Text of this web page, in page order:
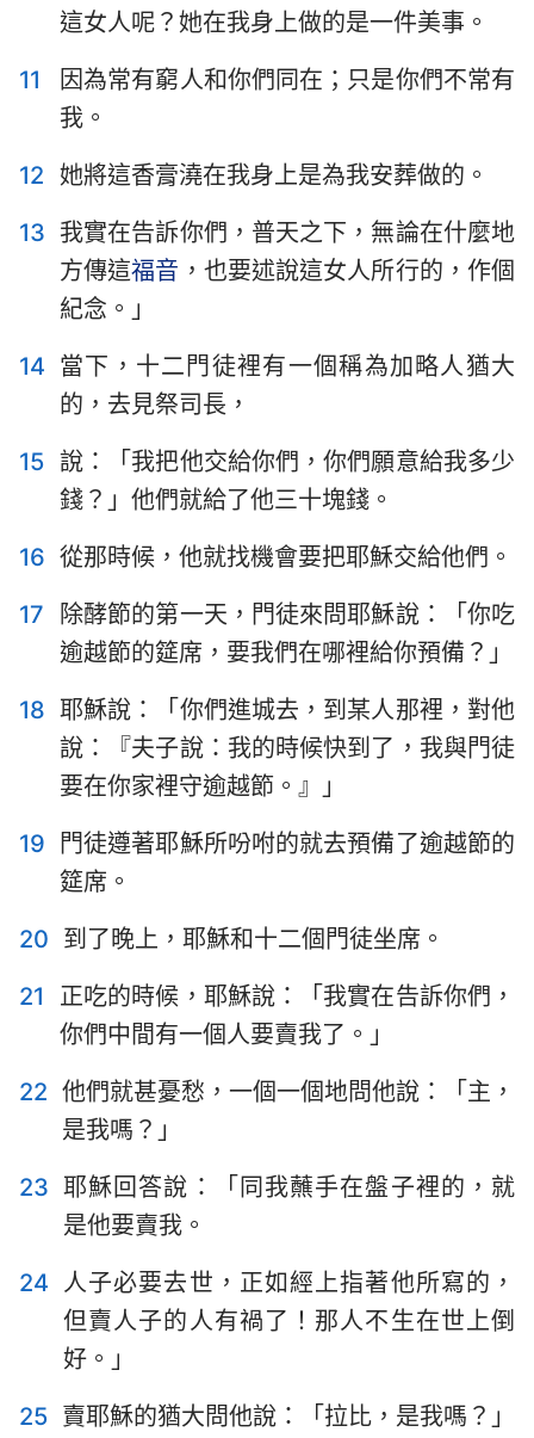
這女人呢？她在我身上做的是一件美事。
11
因為常有窮人和你們同在；只是你們不常有
我。
12 她將這香膏澆在我身上是為我安葬做的。
13 我實在告訴你們，普天之下，無論在什麼地
方傳這福音 ，也要述說這女人所行的，作個
紀念。」
14 當下，十二門徒裡有一個稱為加略人猶大
的，去見祭司長，
15 說：「我把他交給你們，你們願意給我多少
錢？」他們就給了他三十塊錢。
16 從那時候，他就找機會要把耶穌交給他們。
17
除酵節的第一天，門徒來問耶穌說：「你吃
逾越節的筵席，要我們在哪裡給你預備？」
18 耶穌說：「你們進城去，到某人那裡，對他
說：『夫子說：我的時候快到了，我與門徒
要在你家裡守逾越節。』」
19
門徒遵著耶穌所吩咐的就去預備了逾越節的
筵席。
20 到了晚上，耶穌和十二個門徒坐席。
21
正吃的時候，耶穌說：「我實在告訴你們，
你們中間有一個人要賣我了。」
22 他們就甚憂愁，一個一個地問他說：「主，
是我嗎？」
23 耶穌回答說：「同我蘸手在盤子裡的，就
是他要賣我。
24 人子必要去世，正如經上指著他所寫的，
但賣人子的人有禍了！那人不生在世上倒
好。」
25 賣耶穌的猶大問他說：「拉比，是我嗎？」